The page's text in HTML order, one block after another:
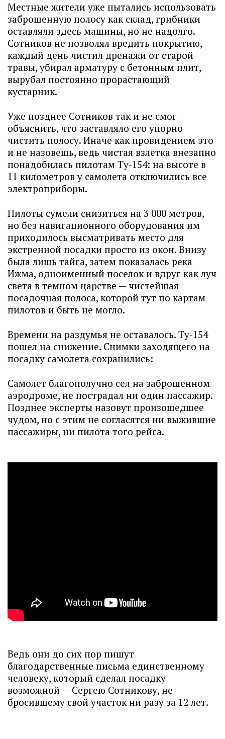
Местные жители уже пытались использовать
заброшенную полосу как склад, грибники
оставляли здесь машины, но не надолго.
Сотников не позволял вредить покрытию,
каждый день чистил дренажи от старой
травы, убирал арматуру с бетонным плит,
вырубал постоянно прорастающий
кустарник.
Уже позднее Сотников так и не смог
объяснить, что заставляло его упорно
чистить полосу. Иначе как провидением это
и не назовешь, ведь чистая взлетка внезапно
понадобилась пилотам Ту-154: на высоте в
11 километров у самолета отключились все
электроприборы.
Пилоты сумели снизиться на 3 000 метров,
но без навигационного оборудования им
приходилось высматривать место для
экстренной посадки просто из окон. Внизу
была лишь тайга, затем показалась река
Ижма, одноименный поселок и вдруг как луч
света в темном царстве — чистейшая
посадочная полоса, которой тут по картам
пилотов и быть не могло.
Времени на раздумья не оставалось. Ту-154
пошел на снижение. Снимки заходящего на
посадку самолета сохранились:
Самолет благополучно сел на заброшенном
аэродроме, не пострадал ни один пассажир.
Позднее эксперты назовут произошедшее
чудом, но с этим не согласятся ни выжившие
пассажиры, ни пилота того рейса.
Ведь они до сих пор пишут
благодарственные письма единственному
человеку, который сделал посадку
возможной — Сергею Сотникову, не
бросившему свой участок ни разу за 12 лет.